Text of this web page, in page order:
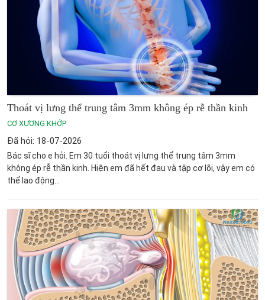
Thoát vị lưng thể trung tâm 3mm không ép rễ thần kinh
CƠ XƯƠNG KHỚP
Đã hỏi: 18-07-2026
Bác sĩ cho e hỏi. Em 30 tuổi thoát vị lưng thể trung tâm 3mm
không ép rễ thần kinh. Hiện em đã hết đau và tập cơ lõi, vậy em có
thể lao động...